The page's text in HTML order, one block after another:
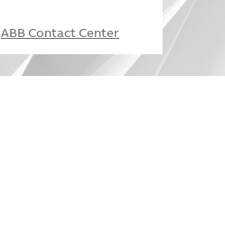
ABB Contact Center